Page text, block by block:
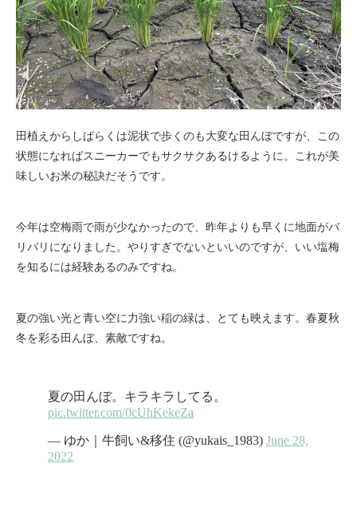
田植えからしばらくは泥状で歩くのも大変な田んぼですが、この
状態になればスニーカーでもサクサクあるけるように。これが美
味しいお米の秘訣だそうです。
今年は空梅雨で雨が少なかったので、昨年よりも早くに地面がバ
リバリになりました。やりすぎでないといいのですが、いい塩梅
を知るには経験あるのみですね。
夏の強い光と青い空に力強い稲の緑は、とても映えます。春夏秋
冬を彩る田んぼ、素敵ですね。